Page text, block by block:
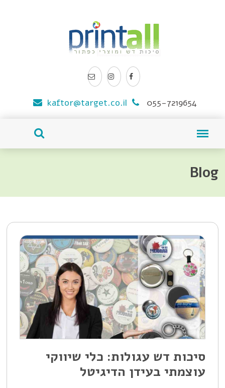
kaftor@target.co.il 055-7219654
Blog
סיכות דש עגולות: כלי שיווקי
עוצמתי בעידן הדיגיטל